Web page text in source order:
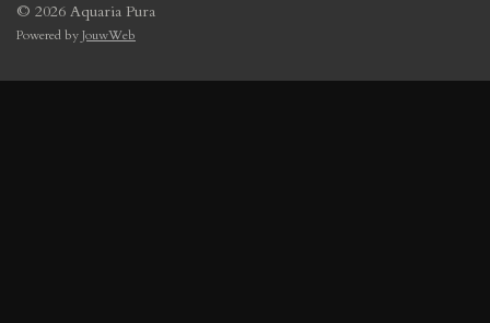
© 2026 Aquaria Pura
Powered byJouwWeb